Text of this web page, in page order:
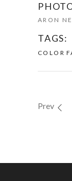
ARON
TAGS:
COLOR
Prev